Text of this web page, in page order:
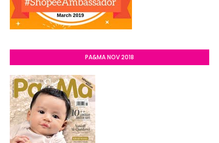
PA&MA NOV 2018